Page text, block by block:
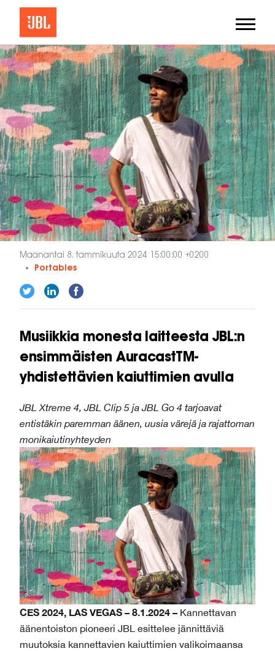
Maanantai 8. tammikuuta 2024 15:00:00 +0200
Portables
Musiikkia monesta laitteesta JBL:n
ensimmäisten AuracastTM-
yhdistettävien kaiuttimien avulla
JBL Xtreme 4, JBL Clip 5 ja JBL Go 4 tarjoavat
entistäkin paremman äänen, uusia värejä ja rajattoman
monikaiutinyhteyden
CES 2024, LAS VEGAS – 8.1.2024 – Kannettavan
äänentoiston pioneeri JBL esittelee jännittäviä
muutoksia kannettavien kaiuttimien valikoimaansa